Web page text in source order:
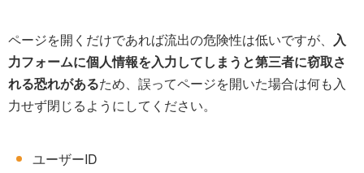
ページを開くだけであれば流出の危険性は低いですが、 入
力フォームに個人情報を入力してしまうと第三者に窃取さ
れる恐れがあるため、誤ってページを開いた場合は何も入
力せず閉じるようにしてください。
ユーザーID